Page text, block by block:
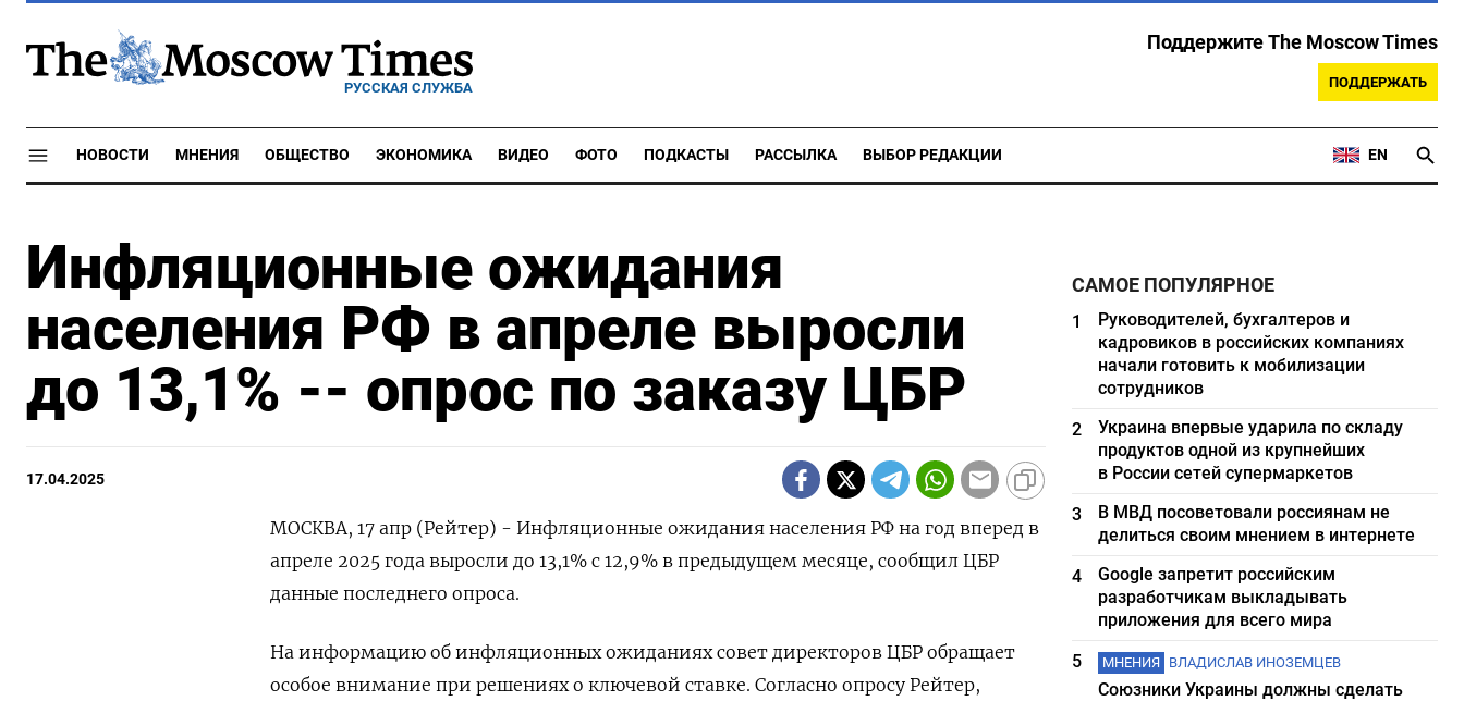
РУССКАЯ СЛУЖБА
Поддержите The Moscow Times
ПОДДЕРЖАТЬ
НОВОСТИ МНЕНИЯ ОБЩЕСТВО ЭКОНОМИКА ВИДЕО ФОТО ПОДКАСТЫ РАССЫЛКА ВЫБОР РЕДАКЦИИ EN
Инфляционные ожидания
населения РФ в апреле выросли
до 13,1% -- опрос по заказу ЦБР
17.04.2025
МОСКВА, 17 апр (Рейтер) - Инфляционные ожидания населения РФ на год вперед в
апреле 2025 года выросли до 13,1% с 12,9% в предыдущем месяце, сообщил ЦБР
данные последнего опроса.
На информацию об инфляционных ожиданиях совет директоров ЦБР обращает
особое внимание при решениях о ключевой ставке. Согласно опросу Рейтер,
САМОЕ ПОПУЛЯРНОЕ
1
Руководителей, бухгалтеров и
кадровиков в российских компаниях
начали готовить к мобилизации
сотрудников
2
Украина впервые ударила по складу
продуктов одной из крупнейших
в России сетей супермаркетов
3
В МВД посоветовали россиянам не
делиться своим мнением в интернете
4
Google запретит российским
разработчикам выкладывать
приложения для всего мира
5
МНЕНИЯ ВЛАДИСЛАВ ИНОЗЕМЦЕВ
Союзники Украины должны сделать